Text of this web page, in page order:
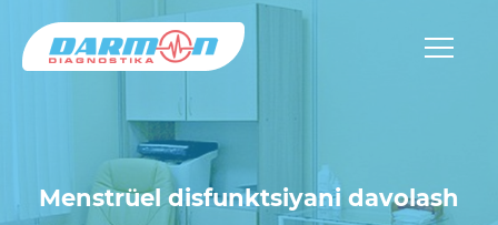
Menstrüel disfunktsiyani davolash